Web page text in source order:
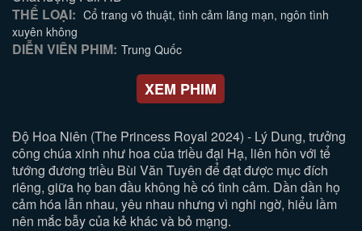
THỂ LOẠI: Cổ trang võ thuật, tình cảm lãng mạn, ngôn tình
xuyên không
DIỄN VIÊN PHIM: Trung Quốc
XEM PHIM
Độ Hoa Niên (The Princess Royal 2024) - Lý Dung, trưởng
công chúa xinh như hoa của triều đại Hạ, liên hôn với tể
tướng đương triều Bùi Văn Tuyên để đạt được mục đích
riêng, giữa họ ban đầu không hề có tình cảm. Dần dần họ
cảm hóa lẫn nhau, yêu nhau nhưng vì nghi ngờ, hiểu lầm
nên mắc bẫy của kẻ khác và bỏ mạng.